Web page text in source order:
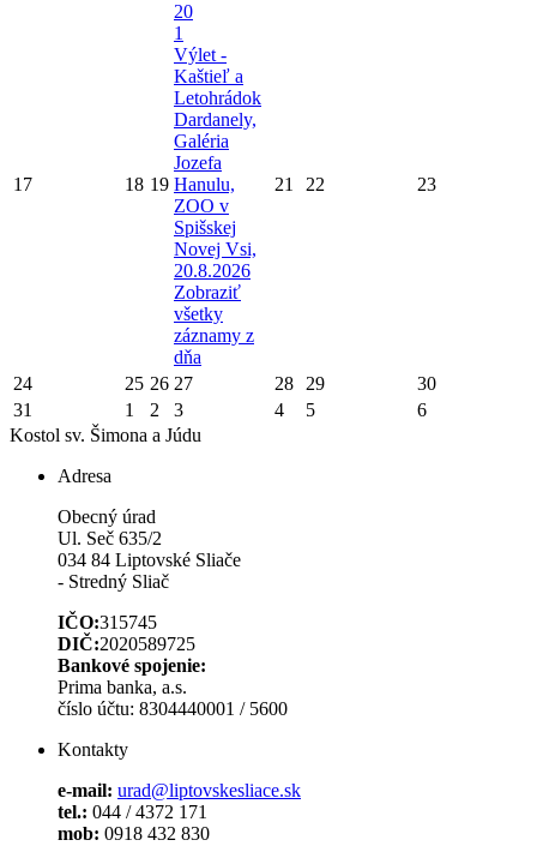
17 18 19
20
1
Výlet -
Kaštieľ a
Letohrádok
Dardanely,
Galéria
Jozefa
Hanulu,
ZOO v
Spišskej
Novej Vsi,
20.8.2026
Zobraziť
všetky
záznamy z
dňa
21 22 23
24 25 26 27 28 29
30
31
1 2 3 4 5
6
Kostol sv. Šimona a Júdu
Adresa
Obecný úrad
Ul. Seč 635/2
034 84 Liptovské Sliače
- Stredný Sliač
IČO:315745
DIČ:2020589725
Bankové spojenie:
Prima banka, a.s.
číslo účtu: 8304440001 / 5600
Kontakty
e-mail: urad@liptovskesliace.sk
tel.: 044 / 4372 171
mob: 0918 432 830